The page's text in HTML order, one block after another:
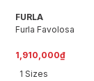
FURLA
Furla Favolosa
1,910,000₫
1 Sizes